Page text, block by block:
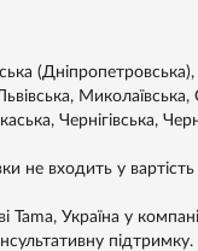
Чернігівська,
не входить у вартість
Україна у
підтримку.